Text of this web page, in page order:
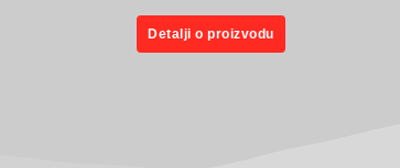
Detalji o proizvodu